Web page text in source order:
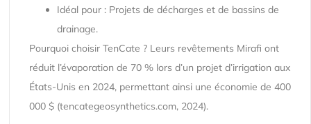
Idéal pour : Projets de décharges et de bassins de
drainage.
Pourquoi choisir TenCate ? Leurs revêtements Mirafi ont
réduit l’évaporation de 70 % lors d’un projet d’irrigation aux
États-Unis en 2024, permettant ainsi une économie de 400
000 $ (tencategeosynthetics.com, 2024).